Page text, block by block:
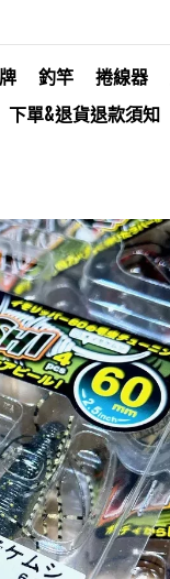
釣竿 捲線器
下單&退貨退款須知